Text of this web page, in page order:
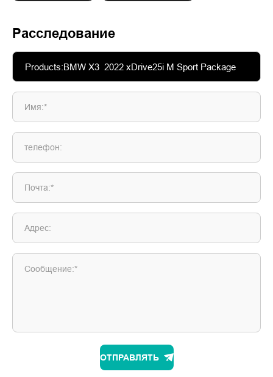
Расследование
Имя:*
телефон:
Почта:*
Адрес:
Сообщение:*
ОТПРАВЛЯТЬ